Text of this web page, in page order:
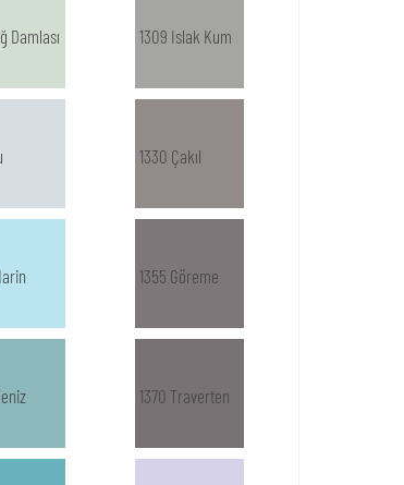
Damlası 1309 Islak Kum
1330 Çakıl
1355 Göreme
1370 Traverten